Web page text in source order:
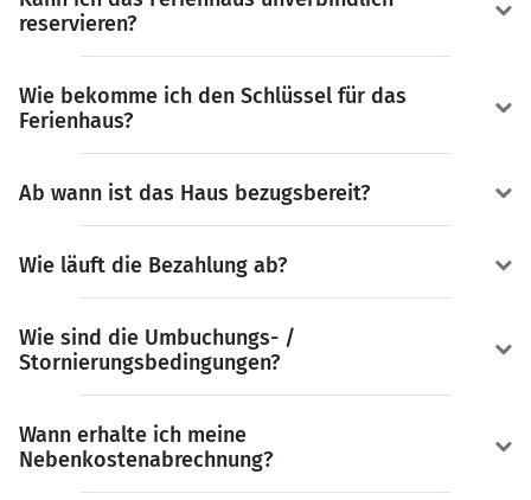
reservieren?
Wie bekomme ich den Schlüssel für das
Ferienhaus?
Ab wann ist das Haus bezugsbereit?
Wie läuft die Bezahlung ab?
Wie sind die Umbuchungs- /
Stornierungsbedingungen?
Wann erhalte ich meine
Nebenkostenabrechnung?